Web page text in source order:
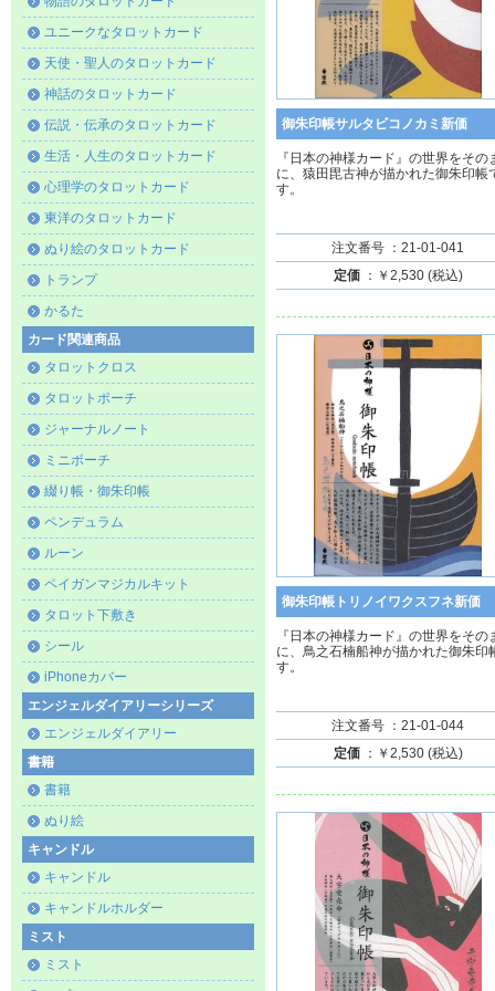
ユニークなタロットカード
天使・聖人のタロットカード
神話のタロットカード
伝説・伝承のタロットカード
生活・人生のタロットカード
心理学のタロットカード
東洋のタロットカード
ぬり絵のタロットカード
トランプ
かるた
カード関連商品
タロットクロス
タロットポーチ
ジャーナルノート
ミニポーチ
綴り帳・御朱印帳
ペンデュラム
ルーン
ペイガンマジカルキット
タロット下敷き
シール
iPhoneカバー
エンジェルダイアリーシリーズ
エンジェルダイアリー
書籍
書籍
ぬり絵
キャンドル
キャンドル
キャンドルホルダー
ミスト
ミスト
御朱印帳サルタビコノカミ新価
『日本の神様カード』の世界をその
に、猿田毘古神が描かれた御朱印帳
す。
注文番号 ：21-01-041
定価：￥2,530 (税込)
御朱印帳トリノイワクスフネ新価
『日本の神様カード』の世界をその
に、鳥之石楠船神が描かれた御朱印
す。
注文番号 ：21-01-044
定価：￥2,530 (税込)